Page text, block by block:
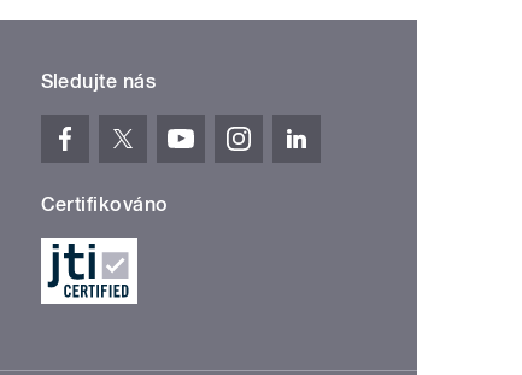
Sledujte nás
Certifikováno